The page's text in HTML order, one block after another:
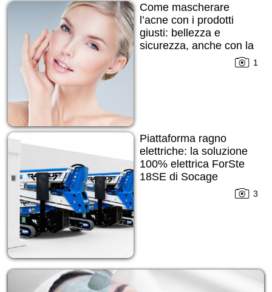
Come mascherare
l’acne con i prodotti
giusti: bellezza e
sicurezza, anche con la
1
Piattaforma ragno
elettriche: la soluzione
100% elettrica ForSte
18SE di Socage
3